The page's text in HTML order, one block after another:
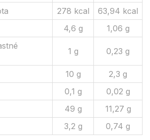
278 kcal
63,94 kcal
4,6 g
1,06 g
1 g 0,23 g
10 g
2,3 g
0,1 g
0,02 g
49 g
11,27 g
3,2 g 0,74 g